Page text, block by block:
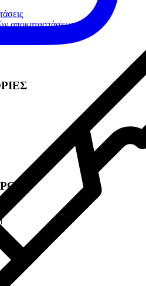
αποκαταστάσεων
αποκαταστάσεων